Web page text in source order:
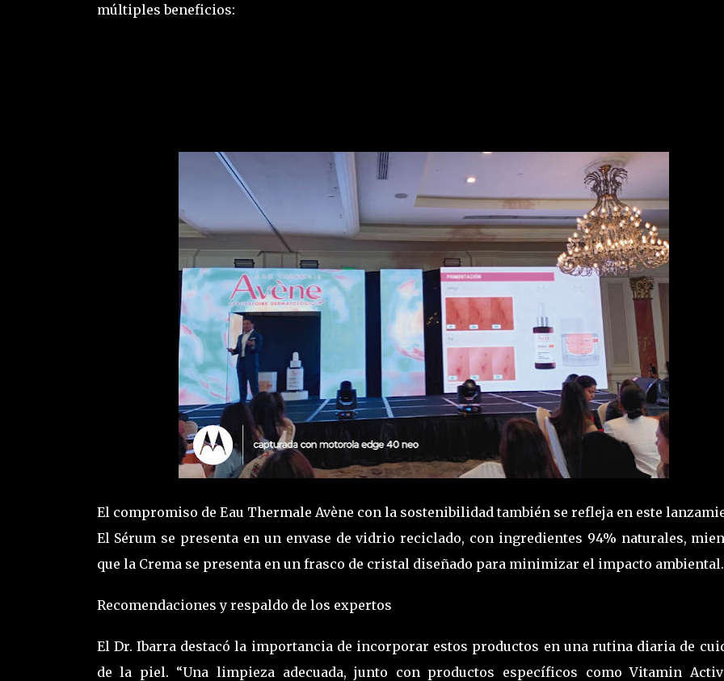
múltiples beneficios:
El compromiso de Eau Thermale Avène con la sostenibilidad también se refleja en este
El Sérum se presenta en un envase de vidrio reciclado, con ingredientes 94% naturales,
que la Crema se presenta en un frasco de cristal diseñado para minimizar el impacto ambiental.
Recomendaciones y respaldo de los expertos
El Dr. Ibarra destacó la importancia de incorporar estos productos en una rutina diaria de
de la piel. “Una limpieza adecuada, junto con productos específicos como Vitamin Activ